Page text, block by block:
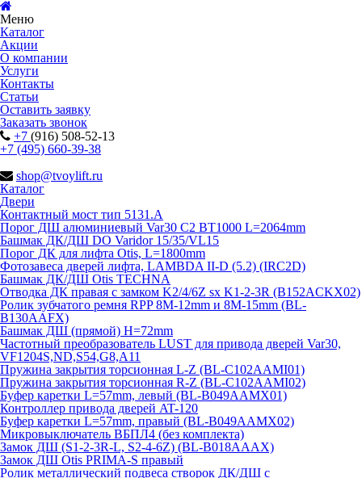
Меню
Каталог
Акции
О компании
Услуги
Контакты
Статьи
Оставить заявку
Заказать звонок
+7 (916) 508-52-13
+7 (495) 660-39-38
shop@tvoylift.ru
Каталог
Двери
Контактный мост тип 5131.A
Порог ДШ алюминиевый Var30 C2 BT1000 L=2064mm
Башмак ДК/ДШ DO Varidor 15/35/VL15
Порог ДК для лифта Otis, L=1800mm
Фотозавеса дверей лифта, LAMBDA II-D (5.2) (IRC2D)
Башмак ДК/ДШ Otis TECHNA
Отводка ДК правая с замком K2/4/6Z sx K1-2-3R (B152ACKX02)
Ролик зубчатого ремня RPP 8M-12mm и 8M-15mm (BL-
B130AAFX)
Башмак ДШ (прямой) H=72mm
Частотный преобразователь LUST для привода дверей Var30,
VF1204S,ND,S54,G8,A11
Пружина закрытия торсионная L-Z (BL-C102AAMI01)
Пружина закрытия торсионная R-Z (BL-C102AAMI02)
Буфер каретки L=57mm, левый (BL-B049AAMX01)
Контроллер привода дверей AT-120
Буфер каретки L=57mm, правый (BL-B049AAMX02)
Микровыключатель ВБПЛ4 (без комплекта)
Замок ДШ (S1-2-3R-L, S2-4-6Z) (BL-B018AAAX)
Замок ДШ Otis PRIMA-S правый
Ролик металлический подвеса створок ДК/ДШ с